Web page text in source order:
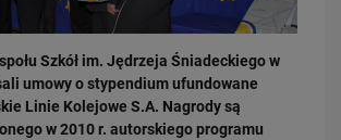
Szkół im. Jędrzeja Śniadeckiego w
umowy o stypendium ufundowane
Linie Kolejowe S.A. Nagrody są
w 2010 r. autorskiego programu